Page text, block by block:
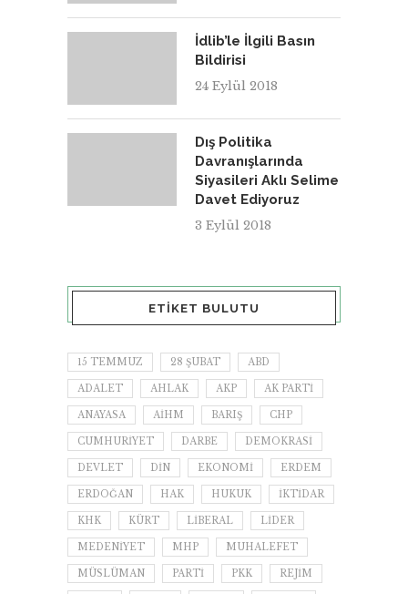
İdlib’le İlgili Basın
Bildirisi
24 Eylül 2018
Dış Politika
Davranışlarında
Siyasileri Aklı Selime
Davet Ediyoruz
3 Eylül 2018
ETIKET BULUTU
15 TEMMUZ 28 ŞUBAT ABD
ADALET AHLAK AKP AK PARTI
ANAYASA AİHM BARIŞ CHP
CUMHURIYET DARBE DEMOKRASI
DEVLET DIN EKONOMI ERDEM
ERDOĞAN HAK HUKUK IKTIDAR
KHK KÜRT LIBERAL LIDER
MEDENIYET MHP MUHALEFET
MÜSLÜMAN PARTI PKK REJIM